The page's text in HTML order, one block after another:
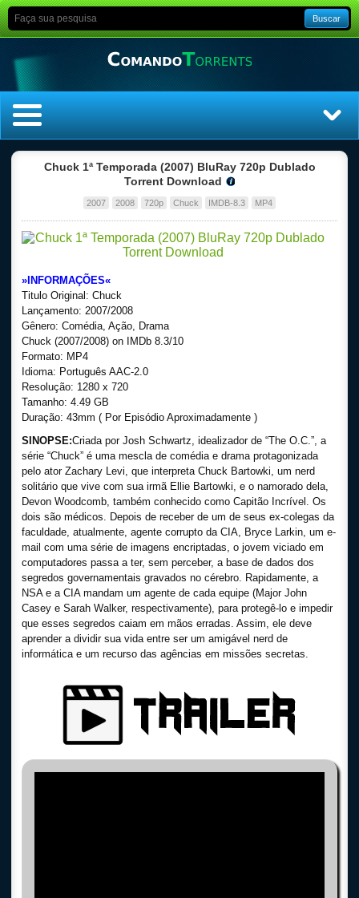
Buscar
Top Séries
Legendado
Chuck 1ª Temporada (2007) BluRay 720p Dublado
Torrent Download
2007 2008 720p Chuck IMDB-8.3 MP4
»INFORMAÇÕES«
Titulo Original: Chuck
Lançamento: 2007/2008
Gênero: Comédia, Ação, Drama
Chuck (2007/2008) on IMDb 8.3/10
Formato: MP4
Idioma: Português AAC-2.0
Resolução: 1280 x 720
Tamanho: 4.49 GB
Duração: 43mm ( Por Episódio Aproximadamente )
SINOPSE:Criada por Josh Schwartz, idealizador de “The O.C.”, a
série “Chuck” é uma mescla de comédia e drama protagonizada
pelo ator Zachary Levi, que interpreta Chuck Bartowki, um nerd
solitário que vive com sua irmã Ellie Bartowki, e o namorado dela,
Devon Woodcomb, também conhecido como Capitão Incrível. Os
dois são médicos. Depois de receber de um de seus ex-colegas da
faculdade, atualmente, agente corrupto da CIA, Bryce Larkin, um e-
mail com uma série de imagens encriptadas, o jovem viciado em
computadores passa a ter, sem perceber, a base de dados dos
segredos governamentais gravados no cérebro. Rapidamente, a
NSA e a CIA mandam um agente de cada equipe (Major John
Casey e Sarah Walker, respectivamente), para protegê-lo e impedir
que esses segredos caiam em mãos erradas. Assim, ele deve
aprender a dividir sua vida entre ser um amigável nerd de
informática e um recurso das agências em missões secretas.